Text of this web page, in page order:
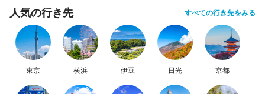
人気の行き先 すべての行き先をみる
東京 横浜 伊豆 日光 京都